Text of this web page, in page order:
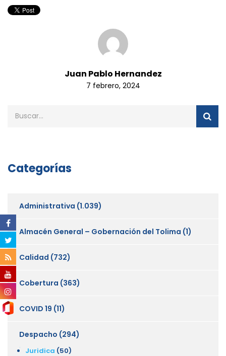
Juan Pablo Hernandez
7 febrero, 2024
Categorías
Administrativa (1.039)
Almacén General – Gobernación del Tolima (1)
Calidad (732)
Cobertura (363)
COVID 19 (11)
Despacho (294)
Juridica (50)